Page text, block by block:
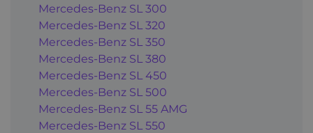
Mercedes-Benz SL 300
Mercedes-Benz SL 320
Mercedes-Benz SL 350
Mercedes-Benz SL 380
Mercedes-Benz SL 450
Mercedes-Benz SL 500
Mercedes-Benz SL 55 AMG
Mercedes-Benz SL 550